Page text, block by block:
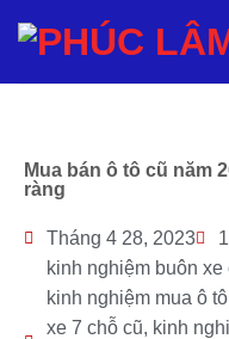
Mua bán ô tô cũ năm
ràng
Tháng 4 28, 2023
kinh nghiệm buôn xe
kinh nghiệm mua ô
xe 7 chỗ cũ, kinh